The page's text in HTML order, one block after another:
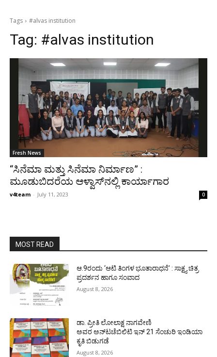
Tags #alvas institution
Tag: #alvas institution
Fresh News
“ಸಿನೆಮಾ ಮತ್ತು ಸಿನೆಮಾ ನಿರ್ಮಾಣ” :
ಮೂಡುಬಿದರೆಯ ಆಳ್ವಾಸ್‍ನಲ್ಲಿ ಕಾರ್ಯಾಗಾರ
v4team - July 11, 2023 0
MOST READ
ಆ.9ರಂದು ‘ಆಟಿ ತಿಂಗಳ ಭೂತಾರಾಧನೆ’ : ಸಾಕ್ಷ್ಯ ಚಿತ್ರ
ಪ್ರದರ್ಶನ ಹಾಗೂ ಸಂವಾದ
August 8, 2026
ಡಾ. ಪ್ರೀತಿ ಲೋಲಾಕ್ಷ ನಾಗವೇಣಿ
ಅವರ ಅನ್‌ಟಚೆಬಿಲಿಟಿ ಇನ್ 21 ಸೆಂಚುರಿ ಇಂಡಿಯಾ
ಕೃತಿ ಬಿಡುಗಡೆ
August 8, 2026